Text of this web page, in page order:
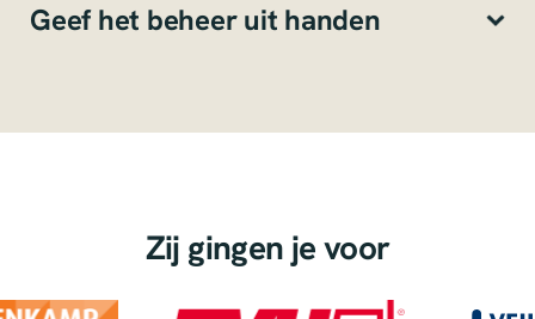
Geef het beheer uit handen
Zij gingen je voor